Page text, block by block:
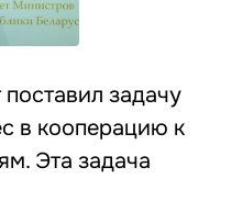
задачу
в кооперацию к
Эта задача